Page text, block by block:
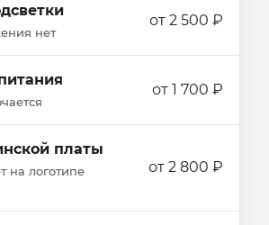
нет
от 2 500 ₽
от 1 700 ₽
платы
на логотипе
от 2 800 ₽